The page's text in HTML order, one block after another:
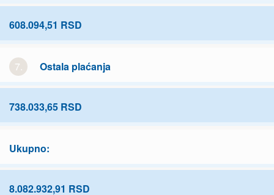
608.094,51 RSD
7. Ostala plaćanja
738.033,65 RSD
Ukupno:
8.082.932,91 RSD